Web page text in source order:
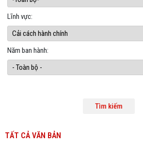
Lĩnh vực:
Năm ban hành:
TẤT CẢ VĂN BẢN